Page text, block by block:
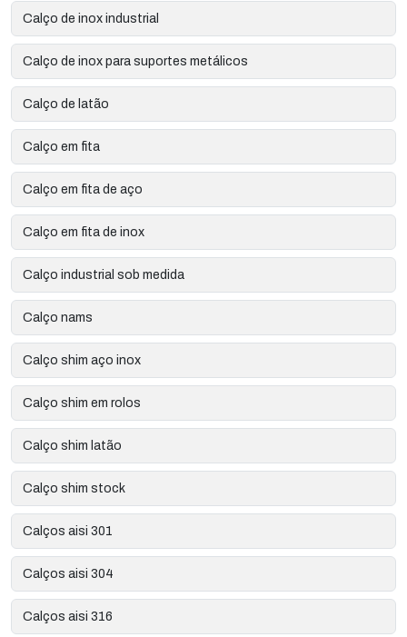
Calço de inox industrial
Calço de inox para suportes metálicos
Calço de latão
Calço em fita
Calço em fita de aço
Calço em fita de inox
Calço industrial sob medida
Calço nams
Calço shim aço inox
Calço shim em rolos
Calço shim latão
Calço shim stock
Calços aisi 301
Calços aisi 304
Calços aisi 316